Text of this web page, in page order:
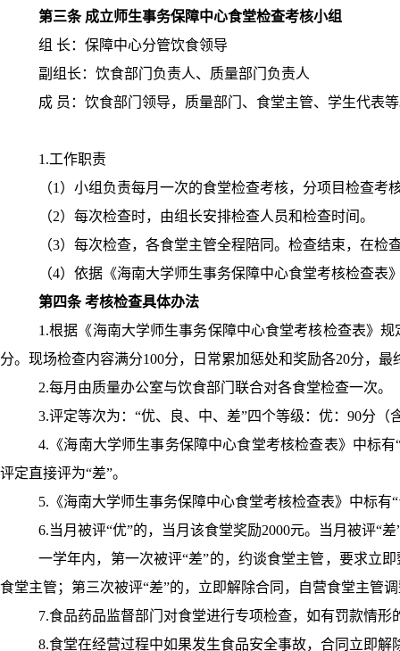
第三条 成立师生事务保障中心食堂检查考核小组
组 长：保障中心分管饮食领导
副组长：饮食部门负责人、质量部门负责人
成 员：饮食部门领导，质量部门、食堂主管、学生代表
1.工作职责
（1 ）小组负责每月一次的食堂检查考核，分项目检查考
（2）每次检查时，由组长安排检查人员和检查时间。
（3）每次检查，各食堂主管全程陪同。检查结束，在检
（4）依据《海南大学师生事务保障中心食堂考核检查表
第四条 考核检查具体办法
1.根据《海南大学师生事务保障中心食堂考核检查表》
分。现场检查内容满分100分，日常累加惩处和奖励各20分，最
2.每月由质量办公室与饮食部门联合对各食堂检查一次。
3.评定等次为：“优、良、中、差”四个等级：优： 90分（
4. 《海南大学师生事务保障中心食堂考核检查表》中标
评定直接评为“差”。
5. 《海南大学师生事务保障中心食堂考核检查表》中标
6.当月被评“优”的，当月该食堂奖励2000元。当月被评“
一学年内，第一次被评“差”的，约谈食堂主管，要求立
食堂主管；第三次被评“差”的，立即解除合同，自营食堂主管
7.食品药品监督部门对食堂进行专项检查，如有罚款情形
8.食堂在经营过程中如果发生食品安全事故，合同立即